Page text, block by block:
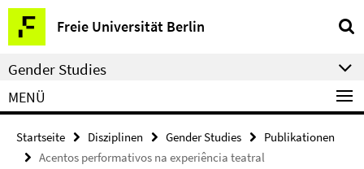
Springe
direkt
zu
Inhalt
Freie Universität Berlin
Service-
Navigation
Gender Studies
MENÜ
Startseite Disziplinen Gender Studies
Publikationen
Acentos performativos na experiência teatral